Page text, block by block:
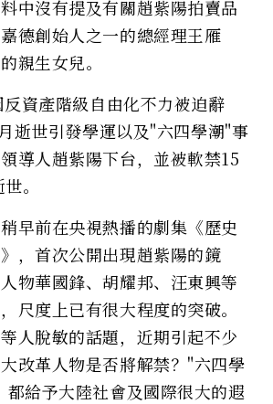
中沒有提及有關趙紫陽拍賣品
德創始人之一的總經理王雁
親生女兒。
資產階級自由化不力被迫辭
逝世引發學運以及"六四學潮"事
導人趙紫陽下台，並被軟禁15
。
早前在央視熱播的劇集《歷史
，首次公開出現趙紫陽的鏡
物華國鋒、胡耀邦、汪東興等
尺度上已有很大程度的突破。
人脫敏的話題，近期引起不少
改革人物是否將解禁？"六四學
都給予大陸社會及國際很大的遐